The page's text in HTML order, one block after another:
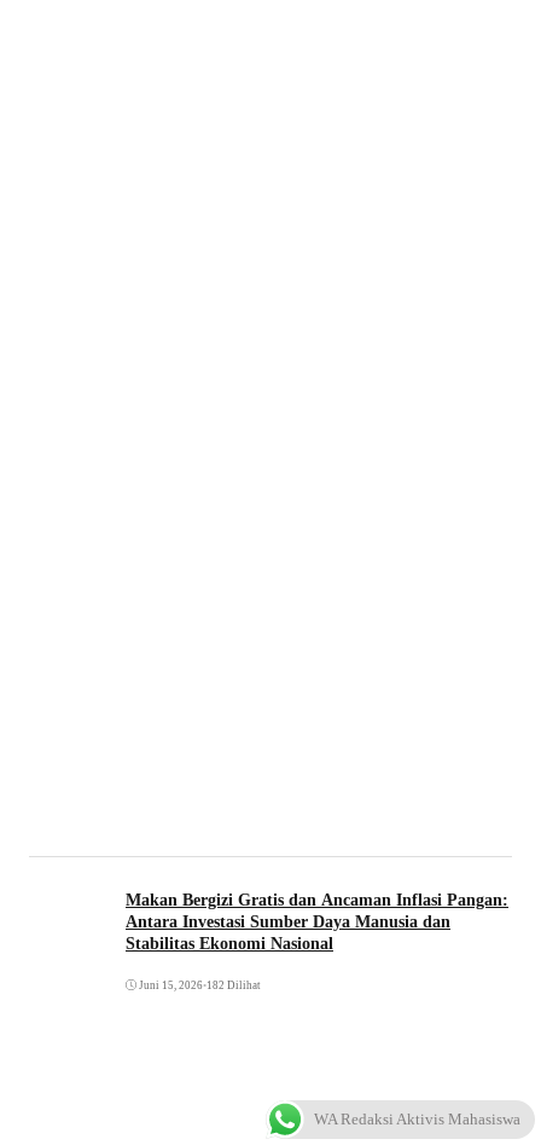
Makan Bergizi Gratis dan Ancaman Inflasi Pangan:
Antara Investasi Sumber Daya Manusia dan
Stabilitas Ekonomi Nasional
Juni 15, 2026•182 Dilihat
WA Redaksi Aktivis Mahasiswa